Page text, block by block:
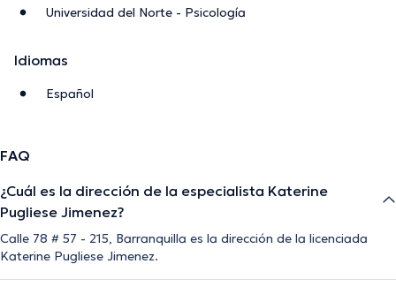
Universidad del Norte - Psicología
Idiomas
Español
FAQ
¿Cuál es la dirección de la especialista Katerine
Pugliese Jimenez?
Calle 78 # 57 - 215, Barranquilla es la dirección de la licenciada
Katerine Pugliese Jimenez.